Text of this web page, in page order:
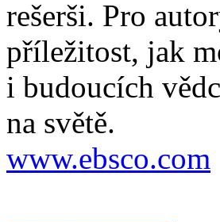
rešerši. Pro
příležitost, jak
i budoucích
na světě.
www.ebsco.com